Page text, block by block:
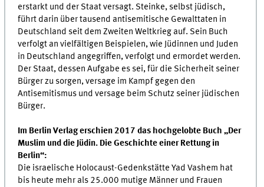
erstarkt und der Staat versagt. Steinke, selbst jüdisch,
führt darin über tausend antisemitische Gewalttaten in
Deutschland seit dem Zweiten Weltkrieg auf. Sein Buch
verfolgt an vielfältigen Beispielen, wie Jüdinnen und Juden
in Deutschland angegriffen, verfolgt und ermordet werden.
Der Staat, dessen Aufgabe es sei, für die Sicherheit seiner
Bürger zu sorgen, versage im Kampf gegen den
Antisemitismus und versage beim Schutz seiner jüdischen
Bürger.
Im Berlin Verlag erschien 2017 das hochgelobte Buch „Der
Muslim und die Jüdin. Die Geschichte einer Rettung in
Berlin“:
Die israelische Holocaust-Gedenkstätte Yad Vashem hat
bis heute mehr als 25.000 mutige Männer und Frauen